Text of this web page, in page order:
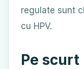
regulate sunt
cu HPV.
Pe scurt